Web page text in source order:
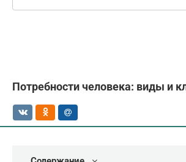
Потребности человека: виды и